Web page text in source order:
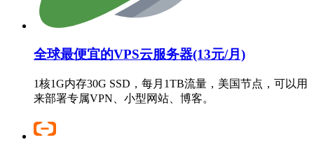
全球最便宜的VPS云服务器(13元/月)
1核1G内存30G SSD，每月1TB流量，美国节点，可以用
来部署专属VPN、小型网站、博客。